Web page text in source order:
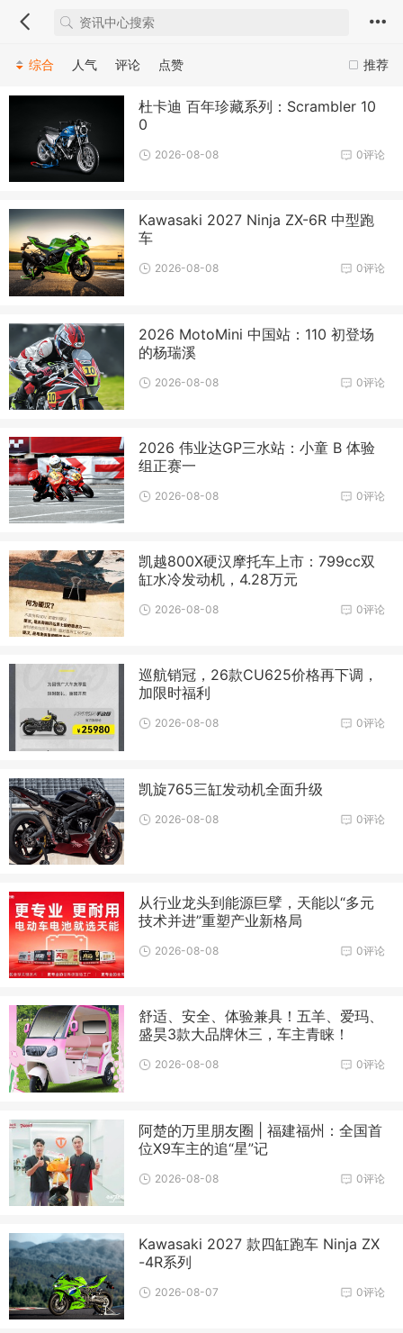
推荐
综合 人气 评论 点赞
杜卡迪 百年珍藏系列：Scrambler 10
0
0评论
2026-08-08
Kawasaki 2027 Ninja ZX-6R 中型跑
车
0评论
2026-08-08
2026 MotoMini 中国站：110 初登场
的杨瑞溪
0评论
2026-08-08
2026 伟业达GP三水站：小童 B 体验
组正赛一
0评论
2026-08-08
凯越800X硬汉摩托车上市：799cc双
缸水冷发动机，4.28万元
0评论
2026-08-08
巡航销冠，26款CU625价格再下调，
加限时福利
0评论
2026-08-08
凯旋765三缸发动机全面升级
0评论
2026-08-08
从行业龙头到能源巨擘，天能以“多元
技术并进”重塑产业新格局
0评论
2026-08-08
舒适、安全、体验兼具！五羊、爱玛、
盛昊3款大品牌休三，车主青睐！
0评论
2026-08-08
阿楚的万里朋友圈 | 福建福州：全国首
位X9车主的追“星”记
0评论
2026-08-08
Kawasaki 2027 款四缸跑车 Ninja ZX
-4R系列
0评论
2026-08-07